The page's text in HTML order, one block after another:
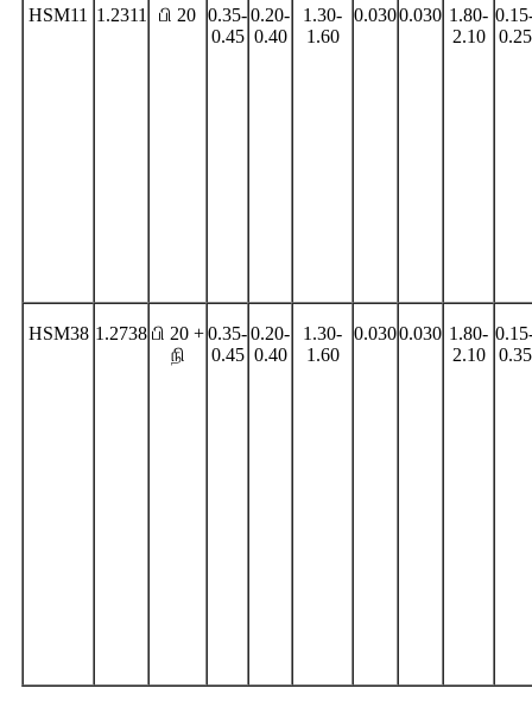
HSM11 1.2311 பி 20 0.35-
0.45
0.20-
0.40
1.30-
1.60
0.0300.030 1.80-
2.10
0.25
HSM38 1.2738 பி 20 +
நி
0.35-
0.45
0.20-
0.40
1.30-
1.60
0.0300.030 1.80-
2.10
0.35